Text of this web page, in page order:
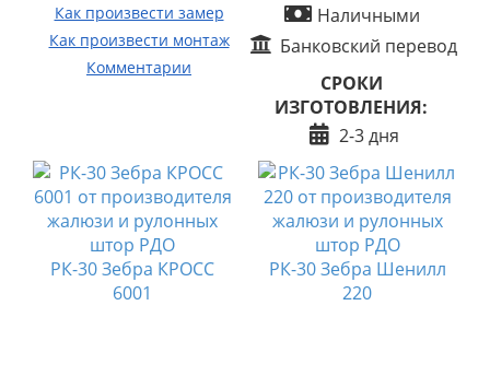
Как произвести замер
Как произвести монтаж
Комментарии
Наличными
Банковский перевод
СРОКИ
ИЗГОТОВЛЕНИЯ:
2-3 дня
РК-30 Зебра КРОСС
6001
РК-30 Зебра Шенилл
220